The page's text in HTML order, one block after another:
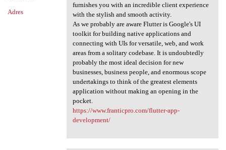
Adres
furnishes you with an incredible client experience
with the stylish and smooth activity.
As we probably are aware Flutter is Google's UI
toolkit for building native applications and
connecting with UIs for versatile, web, and work
areas from a solitary codebase. It is undoubtedly
probably the most ideal decision for new
businesses, business people, and enormous scope
undertakings to think of the greatest elements
application without making an opening in the
pocket.
https://www.franticpro.com/flutter-app-
development/